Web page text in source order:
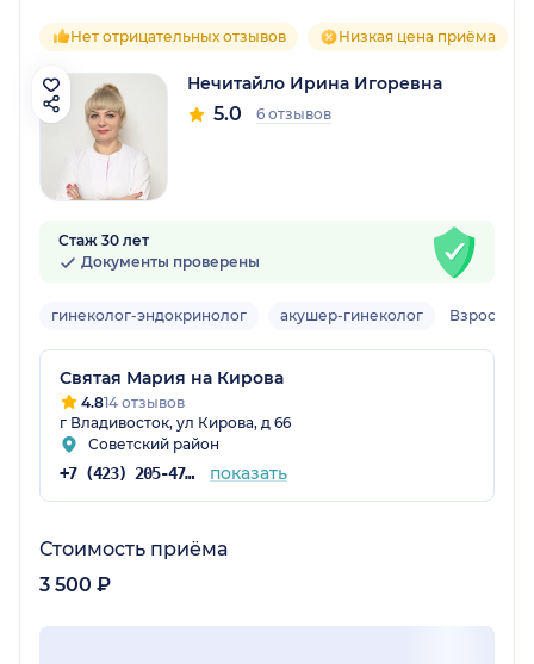
Нет отрицательных отзывов Низкая цена приёма
Нечитайло Ирина Игоревна
5.0 6 отзывов
Стаж 30 лет
Документы проверены
гинеколог-эндокринолог акушер-гинеколог Взрослый,
Святая Мария на Кирова
4.814 отзывов
г Владивосток, ул Кирова, д 66
Советский район
+7 (423) 205-47-18 показать
Стоимость приёма
3 500 ₽